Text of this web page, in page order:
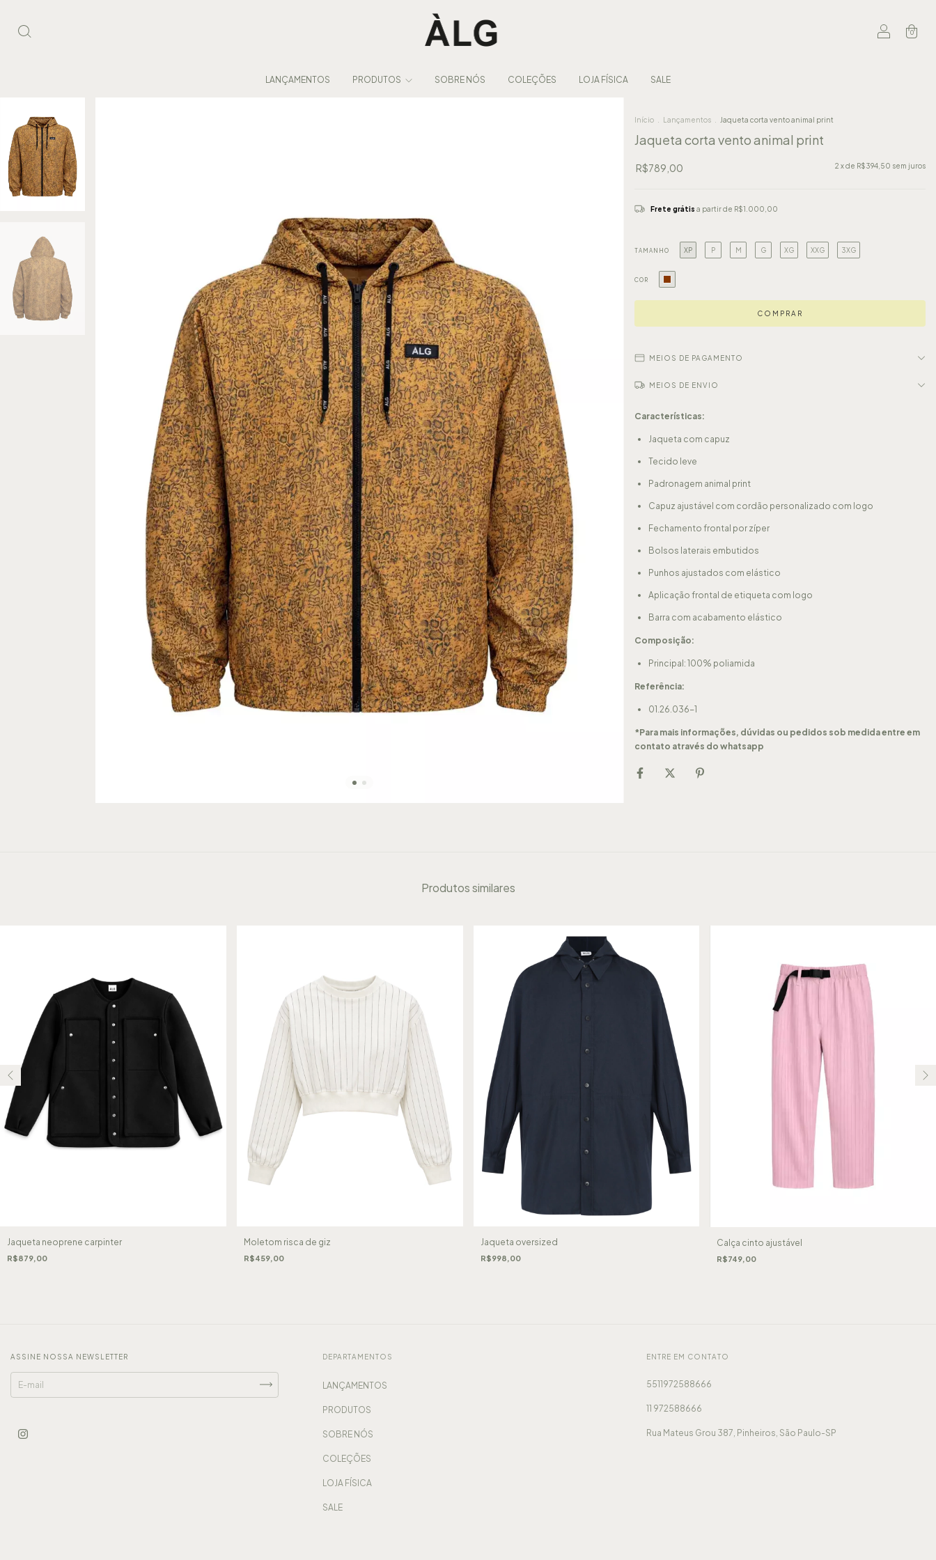
0
LANÇAMENTOS PRODUTOS SOBRE NÓS COLEÇÕES LOJA FÍSICA SALE
Início Lançamentos Jaqueta corta vento animal print
Jaqueta corta vento animal print
R$789,00 2 x de R$394,50 sem juros
Frete grátis a partir de R$1.000,00
TAMANHO XP P M G XG XXG 3XG
COR
MEIOS DE PAGAMENTO
MEIOS DE ENVIO
Características:
Jaqueta com capuz
Tecido leve
Padronagem animal print
Capuz ajustável com cordão personalizado com logo
Fechamento frontal por zíper
Bolsos laterais embutidos
Punhos ajustados com elástico
Aplicação frontal de etiqueta com logo
Barra com acabamento elástico
Composição:
Principal: 100% poliamida
Referência:
01.26.036-1
*Para mais informações, dúvidas ou pedidos sob medida entre em
contato através do whatsapp
Produtos similares
Jaqueta neoprene carpinter
R$879,00
Moletom risca de giz
R$459,00
Jaqueta oversized
R$998,00
Calça cinto ajustável
R$749,00
ASSINE NOSSA NEWSLETTER DEPARTAMENTOS
LANÇAMENTOS
PRODUTOS
SOBRE NÓS
COLEÇÕES
LOJA FÍSICA
SALE
ENTRE EM CONTATO
5511972588666
11 972588666
Rua Mateus Grou 387, Pinheiros, São Paulo-SP